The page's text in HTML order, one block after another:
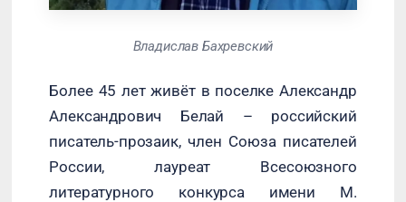
Владислав Бахревский
Более 45 лет живёт в поселке Александр
Александрович Белай – российский
писатель-прозаик, член Союза писателей
России, лауреат Всесоюзного
литературного конкурса имени М.